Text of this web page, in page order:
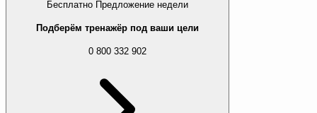
Бесплатно Предложение недели
Подберём тренажёр под ваши цели
0 800 332 902